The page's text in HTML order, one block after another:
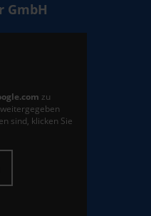
zu
sind, klicken Sie